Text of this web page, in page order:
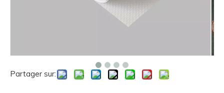
Partager sur: